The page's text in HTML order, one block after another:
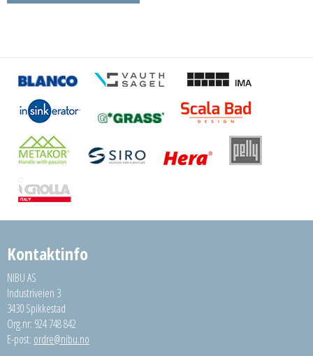
Kontaktinfo
NIBU AS
Industriveien 3
3430 Spikkestad
Org.nr: 924 748 842
E-post: ordre@nibu.no